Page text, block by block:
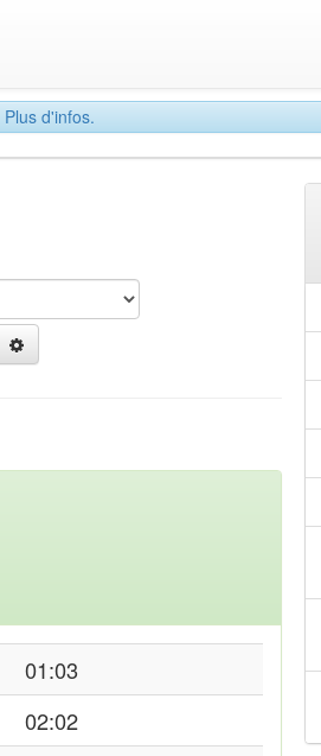
Plus d'infos.
01:03
02:02